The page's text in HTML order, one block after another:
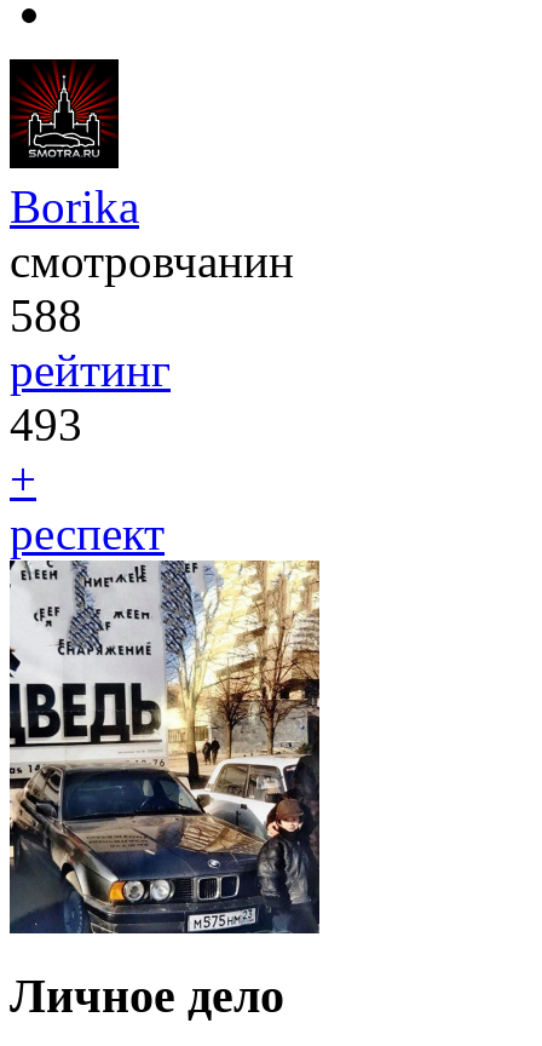
Borika
смотровчанин
588
рейтинг
493
+
респект
Личное дело